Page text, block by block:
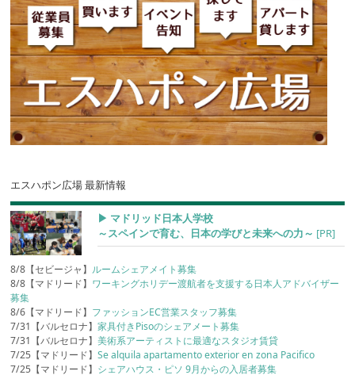
エスハポン広場 最新情報
▶︎ マドリッド日本人学校
～スペインで育む、日本の学びと未来への力～ [PR]
8/8【セビージャ】 ルームシェアメイト募集
8/8【マドリード】 ワーキングホリデー渡航者を支援する日本人アドバイザー
募集
8/6【マドリード】 ファッションEC営業スタッフ募集
7/31【バルセロナ】家具付きPisoのシェアメート募集
7/31【バルセロナ】美術系アーティストに最適なスタジオ賃貸
7/25【マドリード】Se alquila apartamento exterior en zona Pacifico
7/25【マドリード】 シェアハウス・ピソ 9月からの入居者募集